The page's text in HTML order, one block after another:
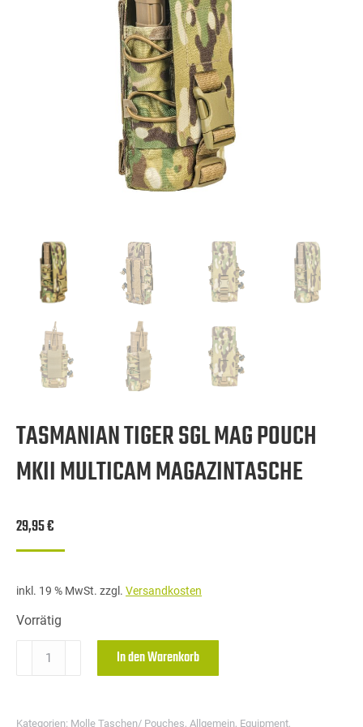
TASMANIAN TIGER SGL MAG POUCH
MKII MULTICAM MAGAZINTASCHE
29,95€
inkl. 19 % MwSt. zzgl. Versandkosten
Vorrätig
TASMANIAN
TIGER
MAG
In den Warenkorb
Kategorien: Molle Taschen/ Pouches, Allgemein, Equipment,